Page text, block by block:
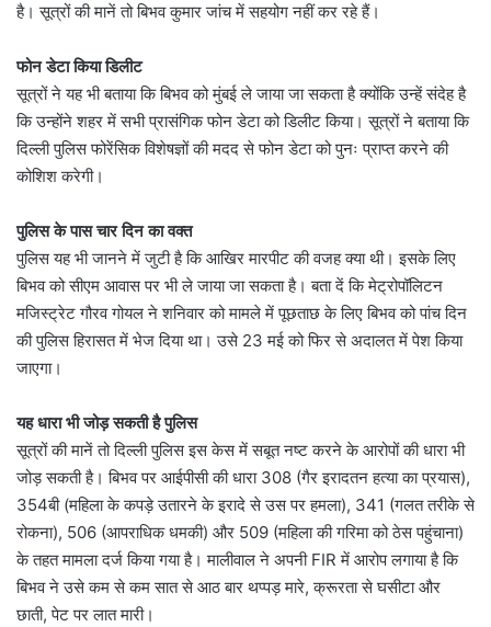
है। सूत्रों की मानें तो बिभव कुमार जांच में सहयोग नहीं कर रहे हैं।
फोन डेटा किया डिलीट
सूत्रों ने यह भी बताया कि बिभव को मुंबई ले जाया जा सकता है क्योंकि उन्हें संदेह है
कि उन्होंने शहर में सभी प्रासंगिक फोन डेटा को डिलीट किया। सूत्रों ने बताया कि
दिल्ली पुलिस फोरेंसिक विशेषज्ञों की मदद से फोन डेटा को पुनः प्राप्त करने की
कोशिश करेगी।
पुलिस के पास चार दिन का वक्त
पुलिस यह भी जानने में जुटी है कि आखिर मारपीट की वजह क्या थी। इसके लिए
बिभव को सीएम आवास पर भी ले जाया जा सकता है। बता दें कि मेट्रोपॉलिटन
मजिस्ट्रेट गौरव गोयल ने शनिवार को मामले में पूछताछ के लिए बिभव को पांच दिन
की पुलिस हिरासत में भेज दिया था। उसे 23 मई को फिर से अदालत में पेश किया
जाएगा।
यह धारा भी जोड़ सकती है पुलिस
सूत्रों की मानें तो दिल्ली पुलिस इस केस में सबूत नष्ट करने के आरोपों की धारा भी
जोड़ सकती है। बिभव पर आईपीसी की धारा 308 (गैर इरादतन हत्या का प्रयास),
354बी (महिला के कपड़े उतारने के इरादे से उस पर हमला), 341 (गलत तरीके से
रोकना), 506 (आपराधिक धमकी) और 509 (महिला की गरिमा को ठेस पहुंचाना)
के तहत मामला दर्ज किया गया है। मालीवाल ने अपनी FIR में आरोप लगाया है कि
बिभव ने उसे कम से कम सात से आठ बार थप्पड़ मारे, क्रूरता से घसीटा और
छाती, पेट पर लात मारी।